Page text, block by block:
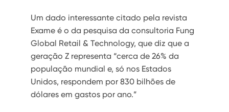
Um dado interessante citado pela revista
Exame é o da pesquisa da consultoria Fung
Global Retail & Technology, que diz que a
geração Z representa “cerca de 26% da
população mundial e, só nos Estados
Unidos, respondem por 830 bilhões de
dólares em gastos por ano.”